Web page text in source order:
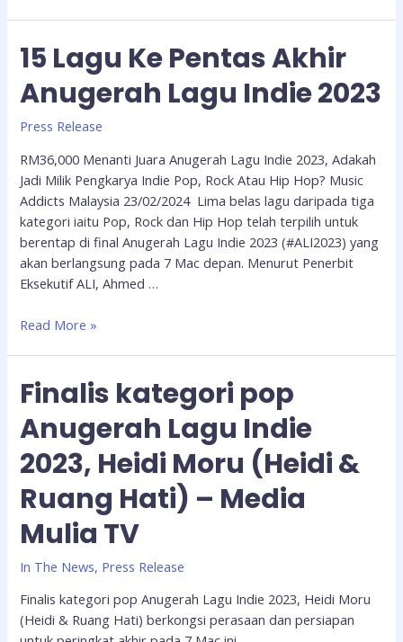
15 Lagu Ke Pentas Akhir
Anugerah Lagu Indie 2023
Press Release
RM36,000 Menanti Juara Anugerah Lagu Indie 2023, Adakah
Jadi Milik Pengkarya Indie Pop, Rock Atau Hip Hop? Music
Addicts Malaysia 23/02/2024 Lima belas lagu daripada tiga
kategori iaitu Pop, Rock dan Hip Hop telah terpilih untuk
berentap di final Anugerah Lagu Indie 2023 (#ALI2023) yang
akan berlangsung pada 7 Mac depan. Menurut Penerbit
Eksekutif ALI, Ahmed …
Read More »
Finalis kategori pop
Anugerah Lagu Indie
2023, Heidi Moru (Heidi &
Ruang Hati) – Media
Mulia TV
In The News, Press Release
Finalis kategori pop Anugerah Lagu Indie 2023, Heidi Moru
(Heidi & Ruang Hati) berkongsi perasaan dan persiapan